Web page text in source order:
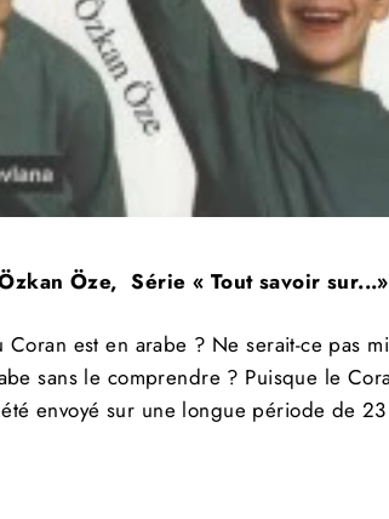
Öze, Série « Tout savoir sur...»
est en arabe ? Ne serait-ce pas
sans le comprendre ? Puisque le
envoyé sur une longue période de
Inscrivez-
Salamou Alikom ! Quel
--> Frais de
Service client